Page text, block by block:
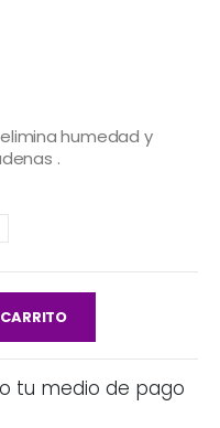
humedad y
.
tu medio de pago